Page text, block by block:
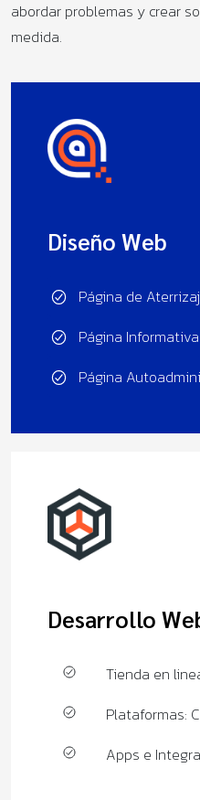
abordar problemas y crear
medida.
Diseño Web
Página de
Página Informativa
Página
Desarrollo
Tienda en
Plataformas:
Apps e